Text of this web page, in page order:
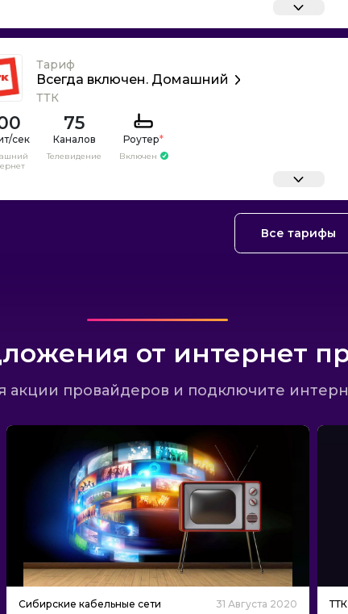
Тариф
Всегда включен. Домашний
ТТК
75
Каналов
Телевидение
Роутер*
Включен
Все тарифы
от интернет
акции провайдеров и подключите
Сибирские кабельные сети 31 Августа 2020 ТТК